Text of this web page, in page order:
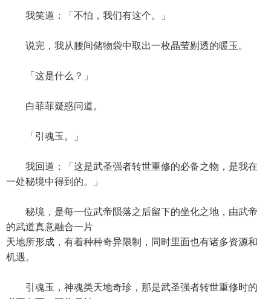
我笑道：「不怕，我们有这个。」
说完，我从腰间储物袋中取出一枚晶莹剔透的暖玉。
「这是什么？」
白菲菲疑惑问道。
「引魂玉。」
我回道：「这是武圣强者转世重修的必备之物，是我在
一处秘境中得到的。」
秘境，是每一位武帝陨落之后留下的坐化之地，由武帝
的武道真意融合一片
天地所形成，有着种种奇异限制，同时里面也有诸多资源和
机遇。
引魂玉，神魂类天地奇珍，那是武圣强者转世重修时的